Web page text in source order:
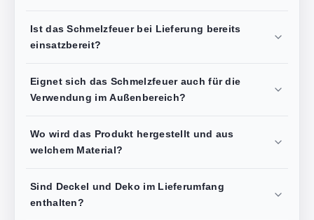
Ist das Schmelzfeuer bei Lieferung bereits
einsatzbereit?
Eignet sich das Schmelzfeuer auch für die
Verwendung im Außenbereich?
Wo wird das Produkt hergestellt und aus
welchem Material?
Sind Deckel und Deko im Lieferumfang
enthalten?